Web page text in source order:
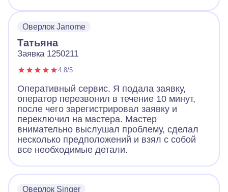
Оверлок Janome
Татьяна
Заявка 1250211
4.8/5
Оперативный сервис. Я подала заявку,
оператор перезвонил в течение 10 минут,
после чего зарегистрировал заявку и
переключил на мастера. Мастер
внимательно выслушал проблему, сделал
несколько предположений и взял с собой
все необходимые детали.
Оверлок Singer